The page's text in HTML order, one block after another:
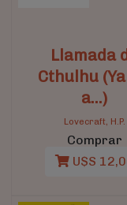
Llamada
Cthulhu
a...)
Lovecraft, H.P.
Comprar
U$S